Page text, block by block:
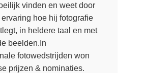
vinden en weet door
hoe hij fotografie
in heldere taal en met
beelden.In
fotowedstrijden won
prijzen & nominaties.